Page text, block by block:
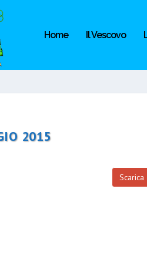
Home Il Vescovo
2015
Scarica